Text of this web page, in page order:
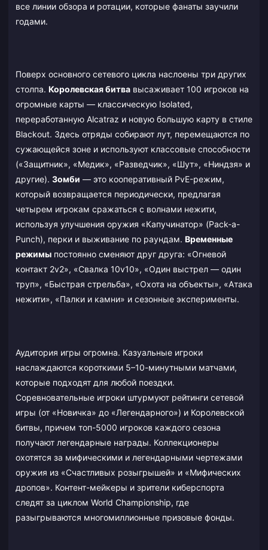
все линии обзора и ротации, которые фанаты заучили
годами.
Поверх основного сетевого цикла наслоены три других
столпа. Королевская битва высаживает 100 игроков на
огромные карты — классическую Isolated,
переработанную Alcatraz и новую большую карту в стиле
Blackout. Здесь отряды собирают лут, перемещаются по
сужающейся зоне и используют классовые способности
(«Защитник», «Медик», «Разведчик», «Шут», «Ниндзя» и
другие). Зомби — это кооперативный PvE-режим,
который возвращается периодически, предлагая
четырем игрокам сражаться с волнами нежити,
используя улучшения оружия «Капучинатор» (Pack-a-
Punch), перки и выживание по раундам. Временные
режимы постоянно сменяют друг друга: «Огневой
контакт 2v2», «Свалка 10v10», «Один выстрел — один
труп», «Быстрая стрельба», «Охота на объекты», «Атака
нежити», «Палки и камни» и сезонные эксперименты.
Аудитория игры огромна. Казуальные игроки
наслаждаются короткими 5–10-минутными матчами,
которые подходят для любой поездки.
Соревновательные игроки штурмуют рейтинги сетевой
игры (от «Новичка» до «Легендарного») и Королевской
битвы, причем топ-5000 игроков каждого сезона
получают легендарные награды. Коллекционеры
охотятся за мифическими и легендарными чертежами
оружия из «Счастливых розыгрышей» и «Мифических
дропов». Контент-мейкеры и зрители киберспорта
следят за циклом World Championship, где
разыгрываются многомиллионные призовые фонды.